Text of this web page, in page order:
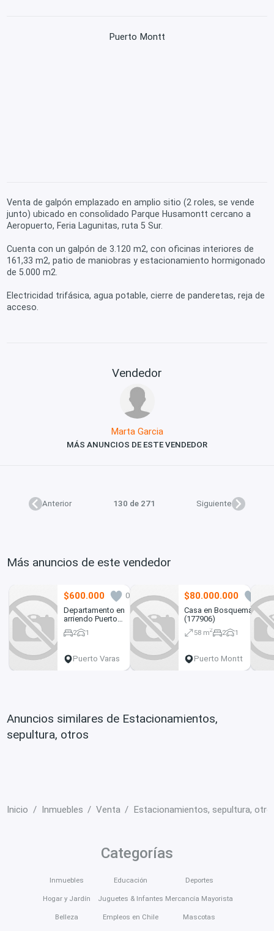
Puerto Montt
Venta de galpón emplazado en amplio sitio (2 roles, se vende
junto) ubicado en consolidado Parque Husamontt cercano a
Aeropuerto, Feria Lagunitas, ruta 5 Sur.
Cuenta con un galpón de 3.120 m2, con oficinas interiores de
161,33 m2, patio de maniobras y estacionamiento hormigonado
de 5.000 m2.
Electricidad trifásica, agua potable, cierre de panderetas, reja de
acceso.
Vendedor
Marta Garcia
MÁS ANUNCIOS DE ESTE VENDEDOR
Anterior 130 de 271 Siguiente
Más anuncios de este vendedor
$600.000
0
Departamento en
arriendo Puerto
Varas (89483)
2 1
Puerto Varas
$80.000.000
0
Casa en Bosquemar
(177906)
58 m2 2 1
Puerto Montt
Anuncios similares de Estacionamientos,
sepultura, otros
Inicio Inmuebles Venta Estacionamientos, sepultura,
Categorías
Inmuebles
Hogar y Jardín
Belleza
Educación
Juguetes & Infantes
Empleos en Chile
Deportes
Mercancía Mayorista
Mascotas